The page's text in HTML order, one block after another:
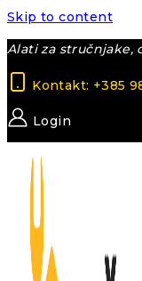
Skip to content
Alati za stručnjake,
Kontakt: +385
Login